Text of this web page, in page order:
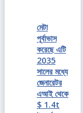
মেটা
পূর্বাভাস
করেছে এটি
2035
সালের মধ্যে
জেনারেটর
এআই থেকে
$ 1.4t